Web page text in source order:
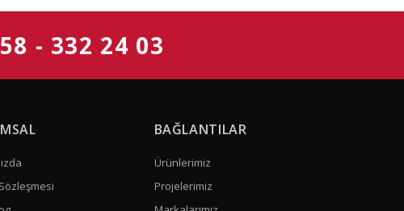
- 332 24 03
BAĞLANTILAR
Ürünlerimiz
Projelerimiz